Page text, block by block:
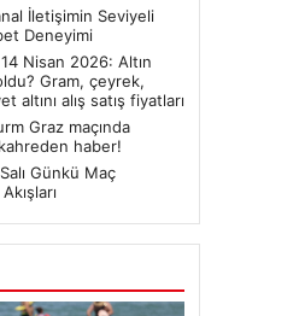
İletişimin Seviyeli
Deneyimi
Nisan 2026: Altın
Gram, çeyrek,
altını alış satış fiyatları
Graz maçında
haber!
Günkü Maç